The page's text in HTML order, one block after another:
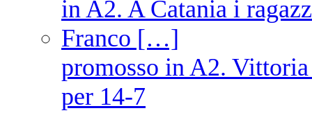
promosso in A2.
per 14-7